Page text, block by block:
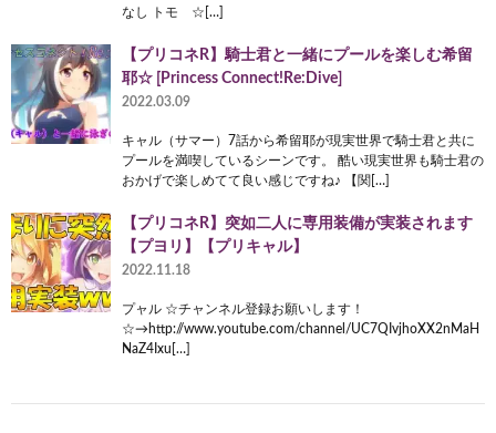
なし トモ ☆[…]
【プリコネR】騎士君と一緒にプールを楽しむ希留
耶☆ [Princess Connect!Re:Dive]
2022.03.09
キャル（サマー）7話から希留耶が現実世界で騎士君と共に
プールを満喫しているシーンです。 酷い現実世界も騎士君の
おかげで楽しめてて良い感じですね♪ 【関[…]
【プリコネR】突如二人に専用装備が実装されます
【プヨリ】【プリキャル】
2022.11.18
プャル ☆チャンネル登録お願いします！
☆→http://www.youtube.com/channel/UC7QIvjhoXX2nMaH
NaZ4Ixu[…]